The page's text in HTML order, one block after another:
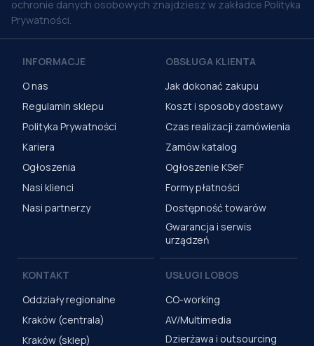
ochronie danych osobowych znajdziesz w zakładce Polityka
Prywatności.
INFORMACJE
O nas
Regulamin sklepu
Polityka Prywatności
Kariera
Ogłoszenia
Nasi klienci
Nasi partnerzy
OBSŁUGA KLIENTA
Jak dokonać zakupu
Koszt i sposoby dostawy
Czas realizacji zamówienia
Zamów katalog
Ogłoszenie KSeF
Formy płatności
Dostępność towarów
Gwarancja i serwis
urządzeń
KONTAKT
Oddziały regionalne
Kraków (centrala)
Kraków (sklep)
USŁUGI LOBOS
CO-working
AV/Multimedia
Dzierżawa i outsourcing